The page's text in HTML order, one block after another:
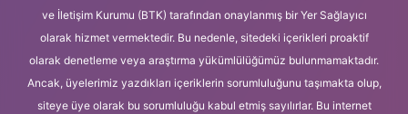
ve İletişim Kurumu (BTK) tarafından onaylanmış bir Yer Sağlayıcı
olarak hizmet vermektedir. Bu nedenle, sitedeki içerikleri proaktif
olarak denetleme veya araştırma yükümlülüğümüz bulunmamaktadır.
Ancak, üyelerimiz yazdıkları içeriklerin sorumluluğunu taşımakta olup,
siteye üye olarak bu sorumluluğu kabul etmiş sayılırlar. Bu internet